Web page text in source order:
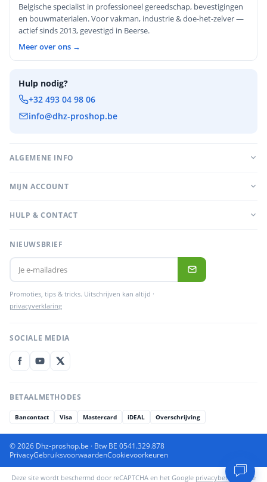
Belgische specialist in professioneel gereedschap, bevestigingen
en bouwmaterialen. Voor vakman, industrie & doe-het-zelver —
actief sinds 2013, gevestigd in Beerse.
Meer over ons →
Hulp nodig?
+32 493 04 98 06
info@dhz-proshop.be
ALGEMENE INFO
MIJN ACCOUNT
HULP & CONTACT
NIEUWSBRIEF
Promoties, tips & tricks. Uitschrijven kan altijd ·
privacyverklaring
SOCIALE MEDIA
BETAALMETHODES
Bancontact Visa Mastercard iDEAL Overschrijving
© 2026 Dhz-proshop.be · Btw BE 0541.329.878
PrivacyGebruiksvoorwaardenCookievoorkeuren
Deze site wordt beschermd door reCAPTCHA en het Google privacybeleiden de